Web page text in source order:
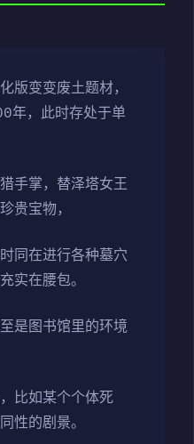
版变变废土题材，
年，此时存处于单
手掌，替泽塔女王
贵宝物，
同在进行各种墓穴
实在腰包。
是图书馆里的环境
比如某个个体死
性的剧景。